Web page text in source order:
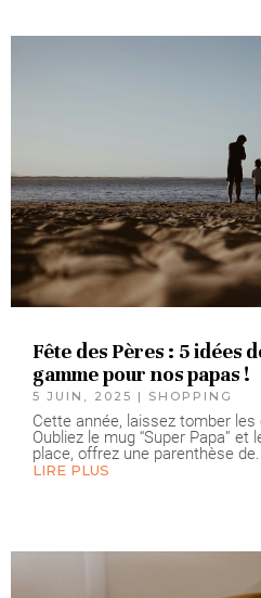
Fête des Pères : 5 idées
gamme pour nos papas !
5 JUIN, 2025 | SHOPPING
Cette année, laissez tomber les
Oubliez le mug “Super Papa”
place, offrez une parenthèse de...
LIRE PLUS